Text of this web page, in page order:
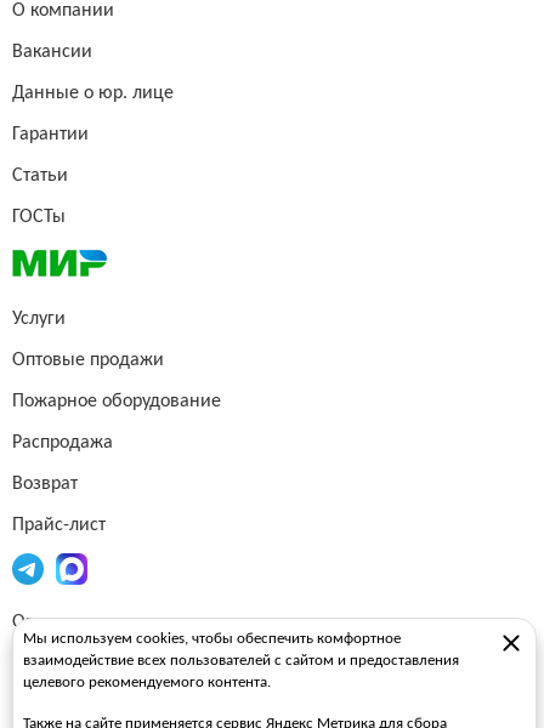
О компании
Вакансии
Данные о юр. лице
Гарантии
Статьи
ГОСТы
Услуги
Оптовые продажи
Пожарное оборудование
Распродажа
Возврат
Прайс-лист
Огнетушители
Пожарные рукава
Мы используем cookies, чтобы обеспечить комфортное
взаимодействие всех пользователей с сайтом и предоставления
целевого рекомендуемого контента.
Также на сайте применяется сервис Яндекс Метрика для сбора